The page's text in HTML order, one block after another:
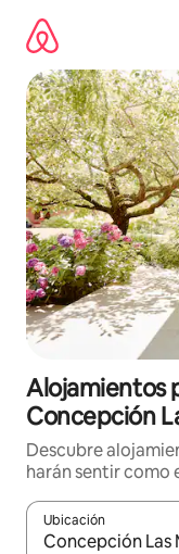
contenido
Alojamientos
Concepción
Descubre
harán sentir como
Ubicación
Cuando los